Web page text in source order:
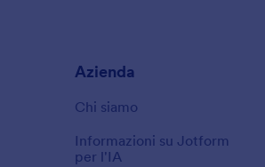
Azienda
Chi siamo
Informazioni su Jotform
per l'IA